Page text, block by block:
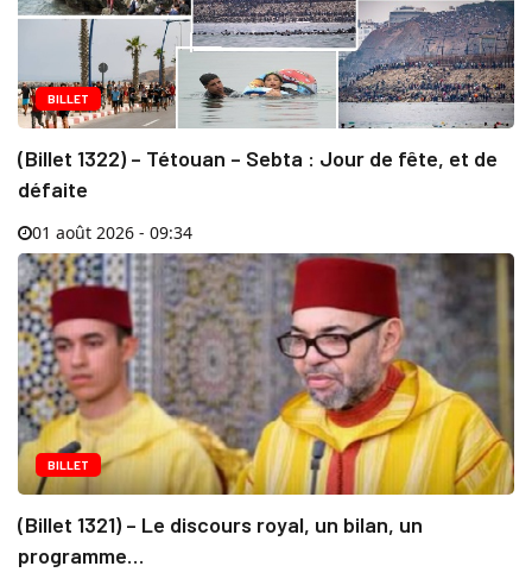
BILLET
(Billet 1322) – Tétouan – Sebta : Jour de fête, et de
défaite
01 août 2026 - 09:34
BILLET
(Billet 1321) – Le discours royal, un bilan, un
programme…